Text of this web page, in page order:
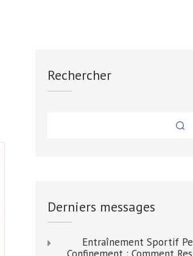
Rechercher
Derniers messages
Entraînement Sportif